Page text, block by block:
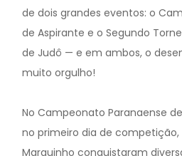
de dois grandes eventos: o
de Aspirante e o Segundo
de Judô — e em ambos, o
muito orgulho!
No Campeonato Paranaense
no primeiro dia de competição,
Marquinho conquistaram